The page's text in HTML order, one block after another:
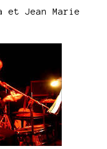
et Jean Marie